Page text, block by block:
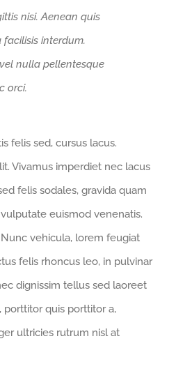
nisi. Aenean quis
interdum.
nulla pellentesque
orci.
felis sed, cursus lacus.
Vivamus imperdiet nec lacus
felis sodales, gravida quam
euismod venenatis.
vehicula, lorem feugiat
felis rhoncus leo, in pulvinar
dignissim tellus sed laoreet
porttitor quis porttitor a,
ultricies rutrum nisl at